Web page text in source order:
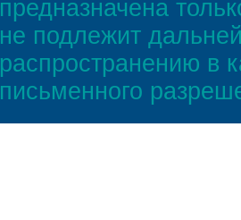
предназначена
не подлежит
распространению в
письменного